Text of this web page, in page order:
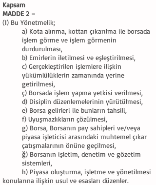
Kapsam
MADDE 2 –
(1) Bu Yönetmelik;
a) Kota alınma, kottan çıkarılma ile borsada
işlem görme ve işlem görmenin
durdurulması,
b) Emirlerin iletilmesi ve eşleştirilmesi,
c) Gerçekleştirilen işlemlere ilişkin
yükümlülüklerin zamanında yerine
getirilmesi,
ç) Borsada işlem yapma yetkisi verilmesi,
d) Disiplin düzenlemelerinin yürütülmesi,
e) Borsa gelirleri ile bunların tahsili,
f) Uyuşmazlıkların çözülmesi,
g) Borsa, Borsanın pay sahipleri ve/veya
piyasa işleticisi arasındaki muhtemel çıkar
çatışmalarının önüne geçilmesi,
ğ) Borsanın işletim, denetim ve gözetim
sistemleri,
h) Piyasa oluşturma, işletme ve yönetilmesi
konularına ilişkin usul ve esasları düzenler.